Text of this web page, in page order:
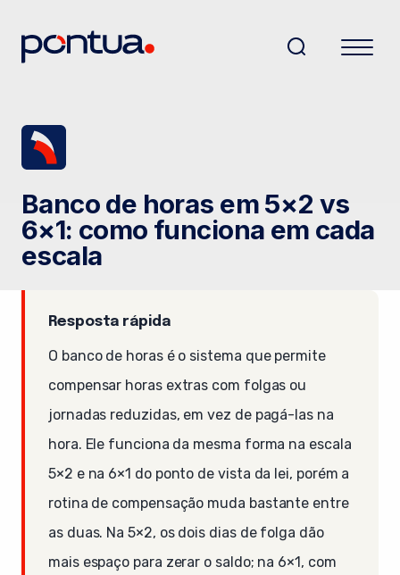
Banco de horas em 5×2 vs
6×1: como funciona em cada
escala
Resposta rápida
O banco de horas é o sistema que permite
compensar horas extras com folgas ou
jornadas reduzidas, em vez de pagá-las na
hora. Ele funciona da mesma forma na escala
5×2 e na 6×1 do ponto de vista da lei, porém a
rotina de compensação muda bastante entre
as duas. Na 5×2, os dois dias de folga dão
mais espaço para zerar o saldo; na 6×1, com